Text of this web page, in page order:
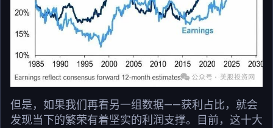
但是，如果我们再看另一组数据——获利占比，就会
发现当下的繁荣有着坚实的利润支撑。目前，这十大